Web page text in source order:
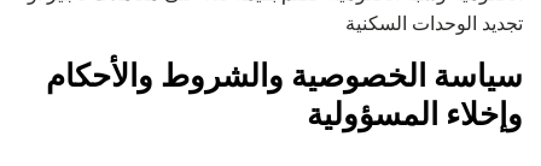
تجديد الوحدات السكنية
سياسة الخصوصية والشروط والأحكام
وإخلاء المسؤولية